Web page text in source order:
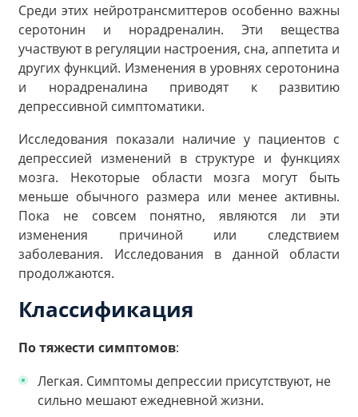
Среди этих нейротрансмиттеров особенно важны
серотонин и норадреналин. Эти вещества
участвуют в регуляции настроения, сна, аппетита и
других функций. Изменения в уровнях серотонина
и норадреналина приводят к развитию
депрессивной симптоматики.
Исследования показали наличие у пациентов с
депрессией изменений в структуре и функциях
мозга. Некоторые области мозга могут быть
меньше обычного размера или менее активны.
Пока не совсем понятно, являются ли эти
изменения причиной или следствием
заболевания. Исследования в данной области
продолжаются.
Классификация
По тяжести симптомов:
Легкая. Симптомы депрессии присутствуют, не
сильно мешают ежедневной жизни.